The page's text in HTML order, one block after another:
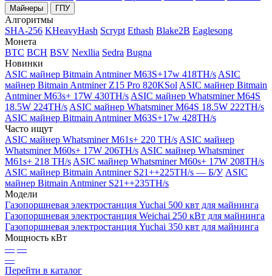
Майнеры ГПУ
Алгоритмы
SHA-256 KHeavyHash Scrypt Ethash Blake2B Eaglesong
Монета
BTC BCH BSV Nexllia Sedra Bugna
Новинки
ASIC майнер Bitmain Antminer M63S+17w 418TH/s ASIC
майнер Bitmain Antminer Z15 Pro 820KSol ASIC майнер Bitmain
Antminer M63s+ 17W 430TH/s ASIC майнер Whatsminer M64S
18.5W 224TH/s ASIC майнер Whatsminer M64S 18.5W 222TH/s
ASIC майнер Bitmain Antminer M63S+17w 428TH/s
Часто ищут
ASIC майнер Whatsminer M61s+ 220 TH/s ASIC майнер
Whatsminer M60s+ 17W 206TH/s ASIC майнер Whatsminer
M61s+ 218 TH/s ASIC майнер Whatsminer M60s+ 17W 208TH/s
ASIC майнер Bitmain Antminer S21++225TH/s — Б/У ASIC
майнер Bitmain Antminer S21++235TH/s
Модели
Газопоршневая электростанция Yuchai 500 квт для майнинга
Газопоршневая электростанция Weichai 250 кВт для майнинга
Газопоршневая электростанция Yuchai 350 квт для майнинга
Мощность кВт
— —
—
Перейти в каталог